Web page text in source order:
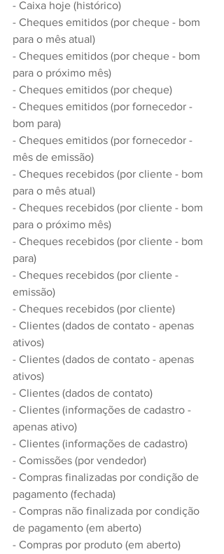
- Caixa hoje (histórico)
- Cheques emitidos (por cheque - bom
para o mês atual)
- Cheques emitidos (por cheque - bom
para o próximo mês)
- Cheques emitidos (por cheque)
- Cheques emitidos (por fornecedor -
bom para)
- Cheques emitidos (por fornecedor -
mês de emissão)
- Cheques recebidos (por cliente - bom
para o mês atual)
- Cheques recebidos (por cliente - bom
para o próximo mês)
- Cheques recebidos (por cliente - bom
para)
- Cheques recebidos (por cliente -
emissão)
- Cheques recebidos (por cliente)
- Clientes (dados de contato - apenas
ativos)
- Clientes (dados de contato - apenas
ativos)
- Clientes (dados de contato)
- Clientes (informações de cadastro -
apenas ativo)
- Clientes (informações de cadastro)
- Comissões (por vendedor)
- Compras finalizadas por condição de
pagamento (fechada)
- Compras não finalizada por condição
de pagamento (em aberto)
- Compras por produto (em aberto)